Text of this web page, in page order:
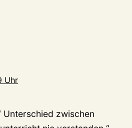
Uhr
Unterschied zwischen